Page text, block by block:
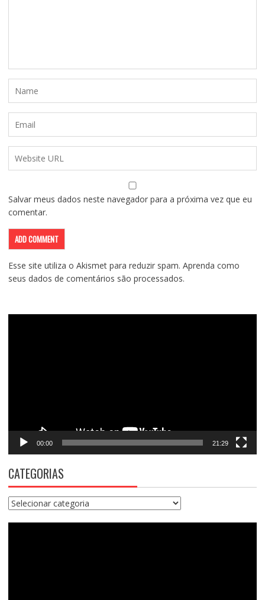
Salvar meus dados neste navegador para a próxima vez que eu
comentar.
Esse site utiliza o Akismet para reduzir spam. Aprenda como
seus dados de comentários são processados.
00:00 21:29
CATEGORIAS
Categorias